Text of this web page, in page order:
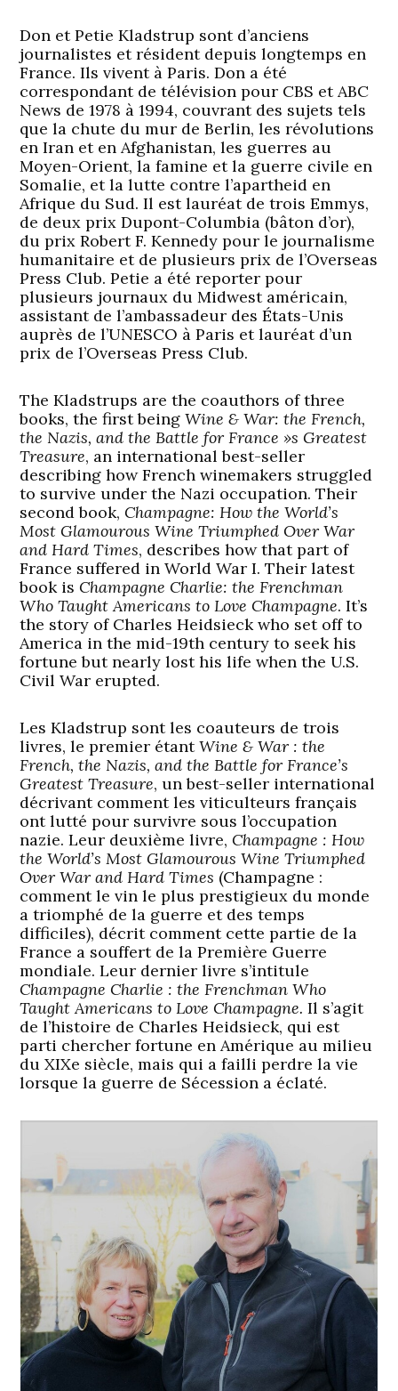
Don et Petie Kladstrup sont d’anciens
journalistes et résident depuis longtemps en
France. Ils vivent à Paris. Don a été
correspondant de télévision pour CBS et ABC
News de 1978 à 1994, couvrant des sujets tels
que la chute du mur de Berlin, les révolutions
en Iran et en Afghanistan, les guerres au
Moyen-Orient, la famine et la guerre civile en
Somalie, et la lutte contre l’apartheid en
Afrique du Sud. Il est lauréat de trois Emmys,
de deux prix Dupont-Columbia (bâton d’or),
du prix Robert F. Kennedy pour le journalisme
humanitaire et de plusieurs prix de l’Overseas
Press Club. Petie a été reporter pour
plusieurs journaux du Midwest américain,
assistant de l’ambassadeur des États-Unis
auprès de l’UNESCO à Paris et lauréat d’un
prix de l’Overseas Press Club.
The Kladstrups are the coauthors of three
books, the first being Wine & War: the French,
the Nazis, and the Battle for France »s Greatest
Treasure, an international best-seller
describing how French winemakers struggled
to survive under the Nazi occupation. Their
second book, Champagne: How the World’s
Most Glamourous Wine Triumphed Over War
and Hard Times, describes how that part of
France suffered in World War I. Their latest
book is Champagne Charlie: the Frenchman
Who Taught Americans to Love Champagne. It’s
the story of Charles Heidsieck who set off to
America in the mid-19th century to seek his
fortune but nearly lost his life when the U.S.
Civil War erupted.
Les Kladstrup sont les coauteurs de trois
livres, le premier étantWine & War : the
French, the Nazis, and the Battle for France’s
Greatest Treasure, un best-seller international
décrivant comment les viticulteurs français
ont lutté pour survivre sous l’occupation
nazie. Leur deuxième livre, Champagne : How
the World’s Most Glamourous Wine Triumphed
Over War and Hard Times (Champagne :
comment le vin le plus prestigieux du monde
a triomphé de la guerre et des temps
difficiles), décrit comment cette partie de la
France a souffert de la Première Guerre
mondiale. Leur dernier livre s’intitule
Champagne Charlie : the Frenchman Who
Taught Americans to Love Champagne.Il s’agit
de l’histoire de Charles Heidsieck, qui est
parti chercher fortune en Amérique au milieu
du XIXe siècle, mais qui a failli perdre la vie
lorsque la guerre de Sécession a éclaté.